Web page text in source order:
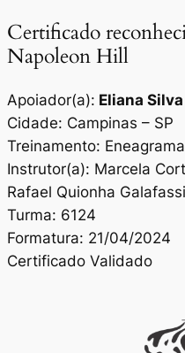
Certificado
Napoleon Hill
Apoiador(a): Eliana
Cidade: Campinas – SP
Treinamento: Eneagrama
Instrutor(a): Marcela
Rafael Quionha Galafassi
Turma: 6124
Formatura: 21/04/2024
Certificado Validado